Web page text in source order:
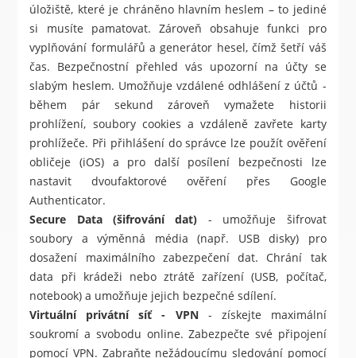
úložiště, které je chráněno hlavním heslem – to jediné
si musíte pamatovat. Zároveň obsahuje funkci pro
vyplňování formulářů a generátor hesel, čímž šetří váš
čas. Bezpečnostní přehled vás upozorní na účty se
slabým heslem. Umožňuje vzdálené odhlášení z účtů -
během pár sekund zároveň vymažete historii
prohlížení, soubory cookies a vzdáleně zavřete karty
prohlížeče. Při přihlášení do správce lze použít ověření
obličeje (iOS) a pro další posílení bezpečnosti lze
nastavit dvoufaktorové ověření přes Google
Authenticator.
Secure Data (šifrování dat) - umožňuje šifrovat
soubory a výměnná média (např. USB disky) pro
dosažení maximálního zabezpečení dat. Chrání tak
data při krádeži nebo ztrátě zařízení (USB, počítač,
notebook) a umožňuje jejich bezpečné sdílení.
Virtuální privátní síť - VPN- získejte maximální
soukromí a svobodu online. Zabezpečte své připojení
pomocí VPN. Zabraňte nežádoucímu sledování pomocí